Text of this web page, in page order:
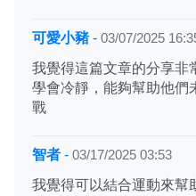
可愛小豬 - 03/07/2025
我覺得這篇文章的分享非
學會冷靜，能夠幫助他們
戰
智者 - 03/17/2025 03:53
我覺得可以結合運動來幫